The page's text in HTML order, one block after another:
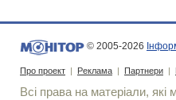
© 2005-2026
Про проект | Реклама | Партнери |
Всі права на матеріали, які